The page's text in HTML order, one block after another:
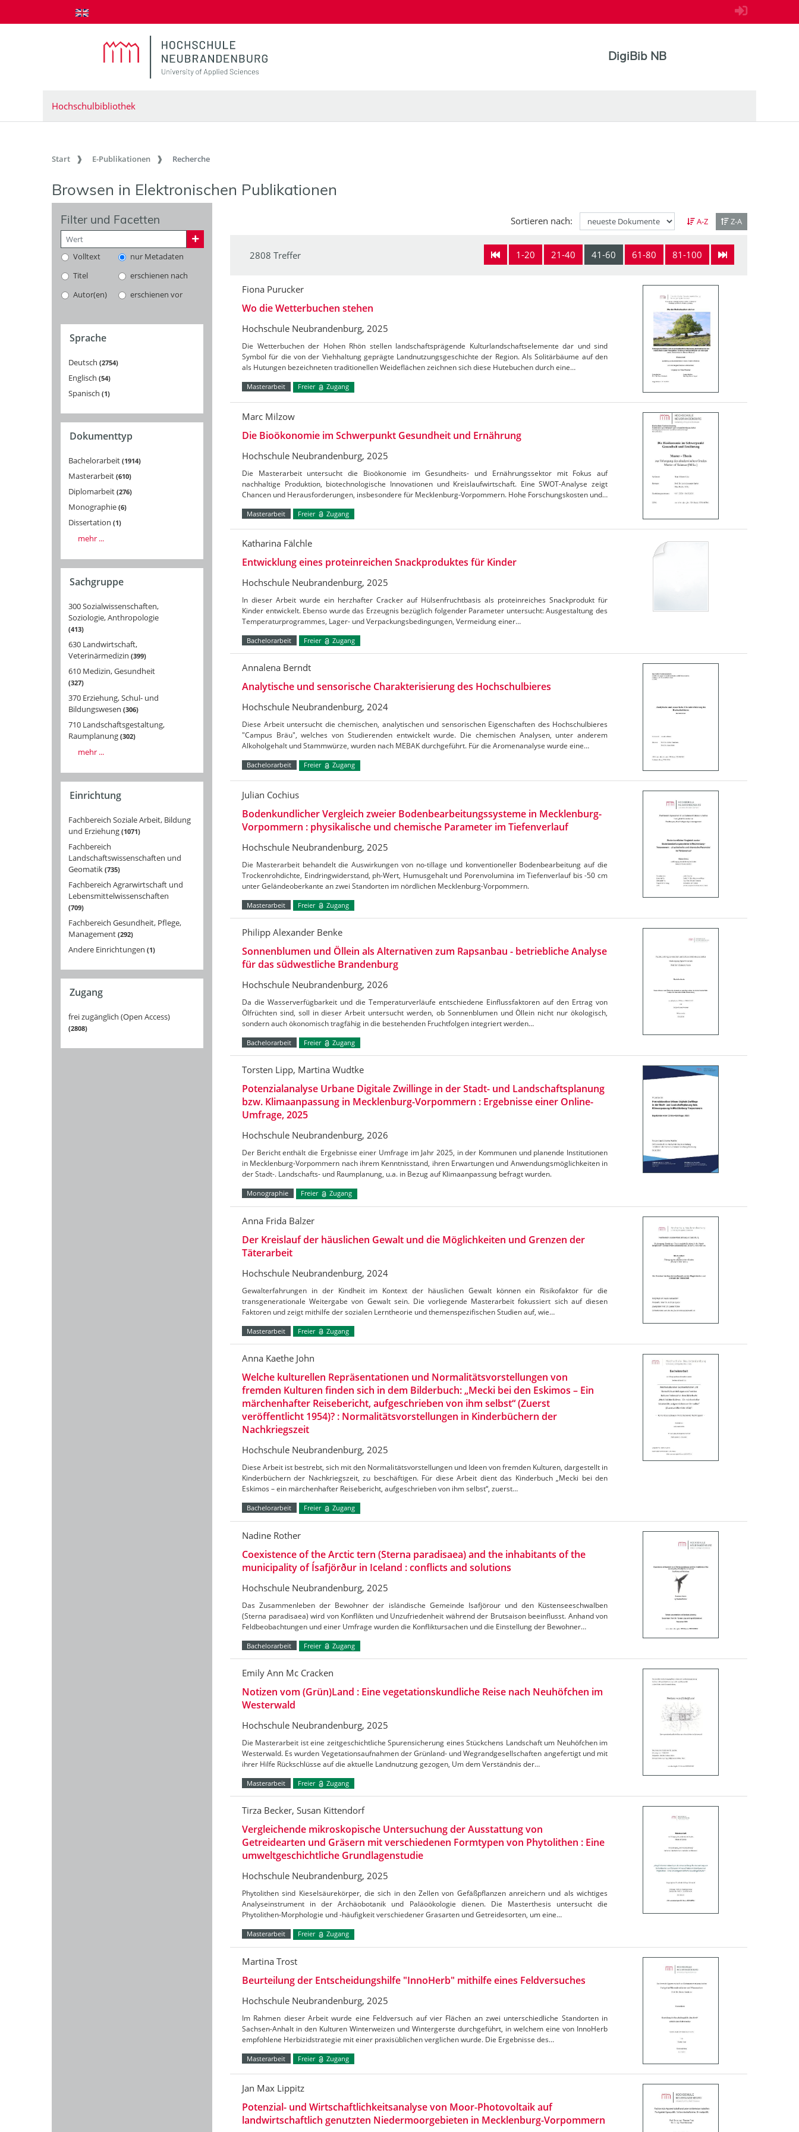
zum Inhalt springen
DigiBib NB
Hochschulbibliothek
Start E-Publikationen Recherche
Browsen in Elektronischen Publikationen
Filter und Facetten
Volltext
nur Metadaten
Titel
erschienen nach
Autor(en)
erschienen vor
Sprache
Deutsch 2754
Englisch 54
Spanisch 1
Dokumenttyp
Bachelorarbeit 1914
Masterarbeit 610
Diplomarbeit 276
Monographie 6
Dissertation 1
mehr ...
Sachgruppe
300 Sozialwissenschaften,
Soziologie, Anthropologie
413
630 Landwirtschaft,
Veterinärmedizin 399
610 Medizin, Gesundheit
327
370 Erziehung, Schul- und
Bildungswesen 306
710 Landschaftsgestaltung,
Raumplanung 302
mehr ...
Einrichtung
Fachbereich Soziale Arbeit, Bildung
und Erziehung 1071
Fachbereich
Landschaftswissenschaften und
Geomatik 735
Fachbereich Agrarwirtschaft und
Lebensmittelwissenschaften
709
Fachbereich Gesundheit, Pflege,
Management 292
Andere Einrichtungen 1
Zugang
frei zugänglich (Open Access)
2808
Sortieren nach: A-Z Z-A
1-20 21-40 41-60 61-80 81-100
2808 Treffer
Fiona Purucker
Wo die Wetterbuchen stehen
Hochschule Neubrandenburg, 2025
Die Wetterbuchen der Hohen Rhön stellen landschaftsprägende Kulturlandschaftselemente dar und sind
Symbol für die von der Viehhaltung geprägte Landnutzungsgeschichte der Region. Als Solitärbäume auf den
als Hutungen bezeichneten traditionellen Weideflächen zeichnen sich diese Hutebuchen durch eine…
Masterarbeit Freier Zugang
Marc Milzow
Die Bioökonomie im Schwerpunkt Gesundheit und Ernährung
Hochschule Neubrandenburg, 2025
Die Masterarbeit untersucht die Bioökonomie im Gesundheits- und Ernährungssektor mit Fokus auf
nachhaltige Produktion, biotechnologische Innovationen und Kreislaufwirtschaft. Eine SWOT-Analyse zeigt
Chancen und Herausforderungen, insbesondere für Mecklenburg-Vorpommern. Hohe Forschungskosten und…
Masterarbeit Freier Zugang
Katharina Fälchle
Entwicklung eines proteinreichen Snackproduktes für Kinder
Hochschule Neubrandenburg, 2025
In dieser Arbeit wurde ein herzhafter Cracker auf Hülsenfruchtbasis als proteinreiches Snackprodukt für
Kinder entwickelt. Ebenso wurde das Erzeugnis bezüglich folgender Parameter untersucht: Ausgestaltung des
Temperaturprogrammes, Lager- und Verpackungsbedingungen, Vermeidung einer…
Bachelorarbeit Freier Zugang
Annalena Berndt
Analytische und sensorische Charakterisierung des Hochschulbieres
Hochschule Neubrandenburg, 2024
Diese Arbeit untersucht die chemischen, analytischen und sensorischen Eigenschaften des Hochschulbieres
"Campus Bräu", welches von Studierenden entwickelt wurde. Die chemischen Analysen, unter anderem
Alkoholgehalt und Stammwürze, wurden nach MEBAK durchgeführt. Für die Aromenanalyse wurde eine…
Bachelorarbeit Freier Zugang
Julian Cochius
Bodenkundlicher Vergleich zweier Bodenbearbeitungssysteme in Mecklenburg-
Vorpommern : physikalische und chemische Parameter im Tiefenverlauf
Hochschule Neubrandenburg, 2025
Die Masterarbeit behandelt die Auswirkungen von no-tillage und konventioneller Bodenbearbeitung auf die
Trockenrohdichte, Eindringwiderstand, ph-Wert, Humusgehalt und Porenvolumina im Tiefenverlauf bis -50 cm
unter Geländeoberkante an zwei Standorten im nördlichen Mecklenburg-Vorpommern.
Masterarbeit Freier Zugang
Philipp Alexander Benke
Sonnenblumen und Öllein als Alternativen zum Rapsanbau - betriebliche Analyse
für das südwestliche Brandenburg
Hochschule Neubrandenburg, 2026
Da die Wasserverfügbarkeit und die Temperaturverläufe entschiedene Einflussfaktoren auf den Ertrag von
Ölfrüchten sind, soll in dieser Arbeit untersucht werden, ob Sonnenblumen und Öllein nicht nur ökologisch,
sondern auch ökonomisch tragfähig in die bestehenden Fruchtfolgen integriert werden…
Bachelorarbeit Freier Zugang
Torsten Lipp, Martina Wudtke
Potenzialanalyse Urbane Digitale Zwillinge in der Stadt- und Landschaftsplanung
bzw. Klimaanpassung in Mecklenburg-Vorpommern : Ergebnisse einer Online-
Umfrage, 2025
Hochschule Neubrandenburg, 2026
Der Bericht enthält die Ergebnisse einer Umfrage im Jahr 2025, in der Kommunen und planende Institutionen
in Mecklenburg-Vorpommern nach ihrem Kenntnisstand, ihren Erwartungen und Anwendungsmöglichkeiten in
der Stadt-. Landschafts- und Raumplanung, u.a. in Bezug auf Klimaanpassung befragt wurden.
Monographie Freier Zugang
Anna Frida Balzer
Der Kreislauf der häuslichen Gewalt und die Möglichkeiten und Grenzen der
Täterarbeit
Hochschule Neubrandenburg, 2024
Gewalterfahrungen in der Kindheit im Kontext der häuslichen Gewalt können ein Risikofaktor für die
transgenerationale Weitergabe von Gewalt sein. Die vorliegende Masterarbeit fokussiert sich auf diesen
Faktoren und zeigt mithilfe der sozialen Lerntheorie und themenspezifischen Studien auf, wie…
Masterarbeit Freier Zugang
Anna Kaethe John
Welche kulturellen Repräsentationen und Normalitätsvorstellungen von
fremden Kulturen finden sich in dem Bilderbuch: „Mecki bei den Eskimos – Ein
märchenhafter Reisebericht, aufgeschrieben von ihm selbst“ (Zuerst
veröffentlicht 1954)? : Normalitätsvorstellungen in Kinderbüchern der
Nachkriegszeit
Hochschule Neubrandenburg, 2025
Diese Arbeit ist bestrebt, sich mit den Normalitätsvorstellungen und Ideen von fremden Kulturen, dargestellt in
Kinderbüchern der Nachkriegszeit, zu beschäftigen. Für diese Arbeit dient das Kinderbuch „Mecki bei den
Eskimos – ein märchenhafter Reisebericht, aufgeschrieben von ihm selbst“, zuerst…
Bachelorarbeit Freier Zugang
Nadine Rother
Coexistence of the Arctic tern (Sterna paradisaea) and the inhabitants of the
municipality of Ísafjörður in Iceland : conflicts and solutions
Hochschule Neubrandenburg, 2025
Das Zusammenleben der Bewohner der isländische Gemeinde Isafjörour und den Küstenseeschwalben
(Sterna paradisaea) wird von Konflikten und Unzufriedenheit während der Brutsaison beeinflusst. Anhand von
Feldbeobachtungen und einer Umfrage wurden die Konfliktursachen und die Einstellung der Bewohner…
Bachelorarbeit Freier Zugang
Emily Ann Mc Cracken
Notizen vom (Grün)Land : Eine vegetationskundliche Reise nach Neuhöfchen im
Westerwald
Hochschule Neubrandenburg, 2025
Die Masterarbeit ist eine zeitgeschichtliche Spurensicherung eines Stückchens Landschaft um Neuhöfchen im
Westerwald. Es wurden Vegetationsaufnahmen der Grünland- und Wegrandgesellschaften angefertigt und mit
ihrer Hilfe Rückschlüsse auf die aktuelle Landnutzung gezogen, Um dem Verständnis der…
Masterarbeit Freier Zugang
Tirza Becker, Susan Kittendorf
Vergleichende mikroskopische Untersuchung der Ausstattung von
Getreidearten und Gräsern mit verschiedenen Formtypen von Phytolithen : Eine
umweltgeschichtliche Grundlagenstudie
Hochschule Neubrandenburg, 2025
Phytolithen sind Kieselsäurekörper, die sich in den Zellen von Gefäßpflanzen anreichern und als wichtiges
Analyseinstrument in der Archäobotanik und Paläoökologie dienen. Die Masterthesis untersucht die
Phytolithen-Morphologie und -häufigkeit verschiedener Grasarten und Getreidesorten, um eine…
Masterarbeit Freier Zugang
Martina Trost
Beurteilung der Entscheidungshilfe "InnoHerb" mithilfe eines Feldversuches
Hochschule Neubrandenburg, 2025
Im Rahmen dieser Arbeit wurde eine Feldversuch auf vier Flächen an zwei unterschiedliche Standorten in
Sachsen-Anhalt in den Kulturen Winterweizen und Wintergerste durchgeführt, in welchem eine von InnoHerb
empfohlene Herbizidstrategie mit einer praxisüblichen verglichen wurde. Die Ergebnisse des…
Masterarbeit Freier Zugang
Jan Max Lippitz
Potenzial- und Wirtschaftlichkeitsanalyse von Moor-Photovoltaik auf
landwirtschaftlich genutzten Niedermoorgebieten in Mecklenburg-Vorpommern